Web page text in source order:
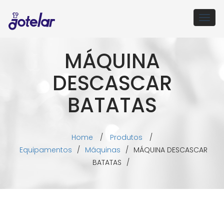
MÁQUINA
DESCASCAR
BATATAS
Home / Produtos
/
Equipamentos / Máquinas / MÁQUINA DESCASCAR
BATATAS /